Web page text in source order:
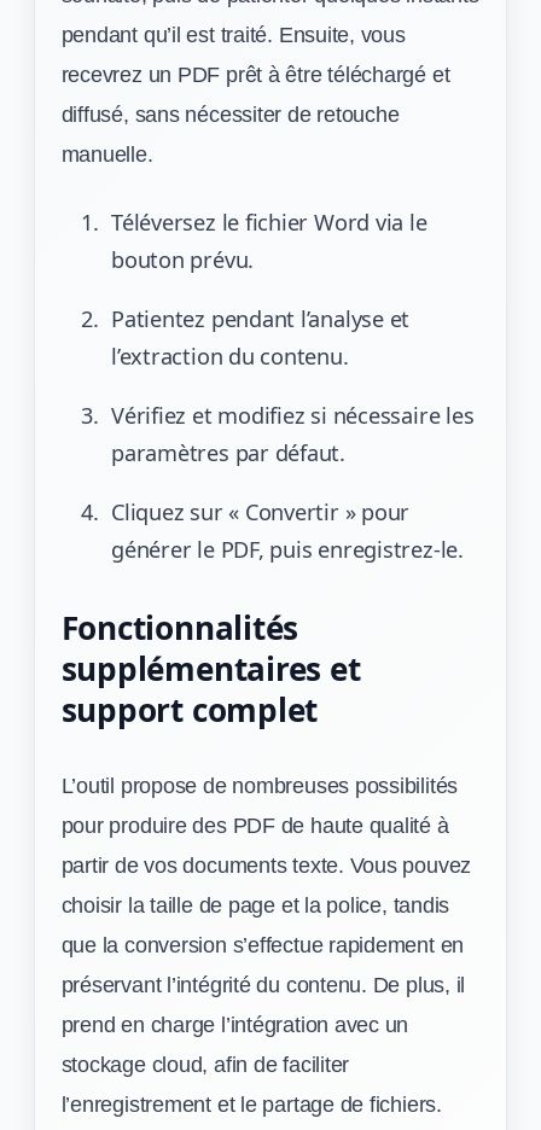
pendant qu’il est traité. Ensuite, vous
recevrez un PDF prêt à être téléchargé et
diffusé, sans nécessiter de retouche
manuelle.
Téléversez le fichier Word via le
bouton prévu.
Patientez pendant l’analyse et
l’extraction du contenu.
Vérifiez et modifiez si nécessaire les
paramètres par défaut.
Cliquez sur « Convertir » pour
générer le PDF, puis enregistrez-le.
Fonctionnalités
supplémentaires et
support complet
L’outil propose de nombreuses possibilités
pour produire des PDF de haute qualité à
partir de vos documents texte. Vous pouvez
choisir la taille de page et la police, tandis
que la conversion s’effectue rapidement en
préservant l’intégrité du contenu. De plus, il
prend en charge l’intégration avec un
stockage cloud, afin de faciliter
l’enregistrement et le partage de fichiers.